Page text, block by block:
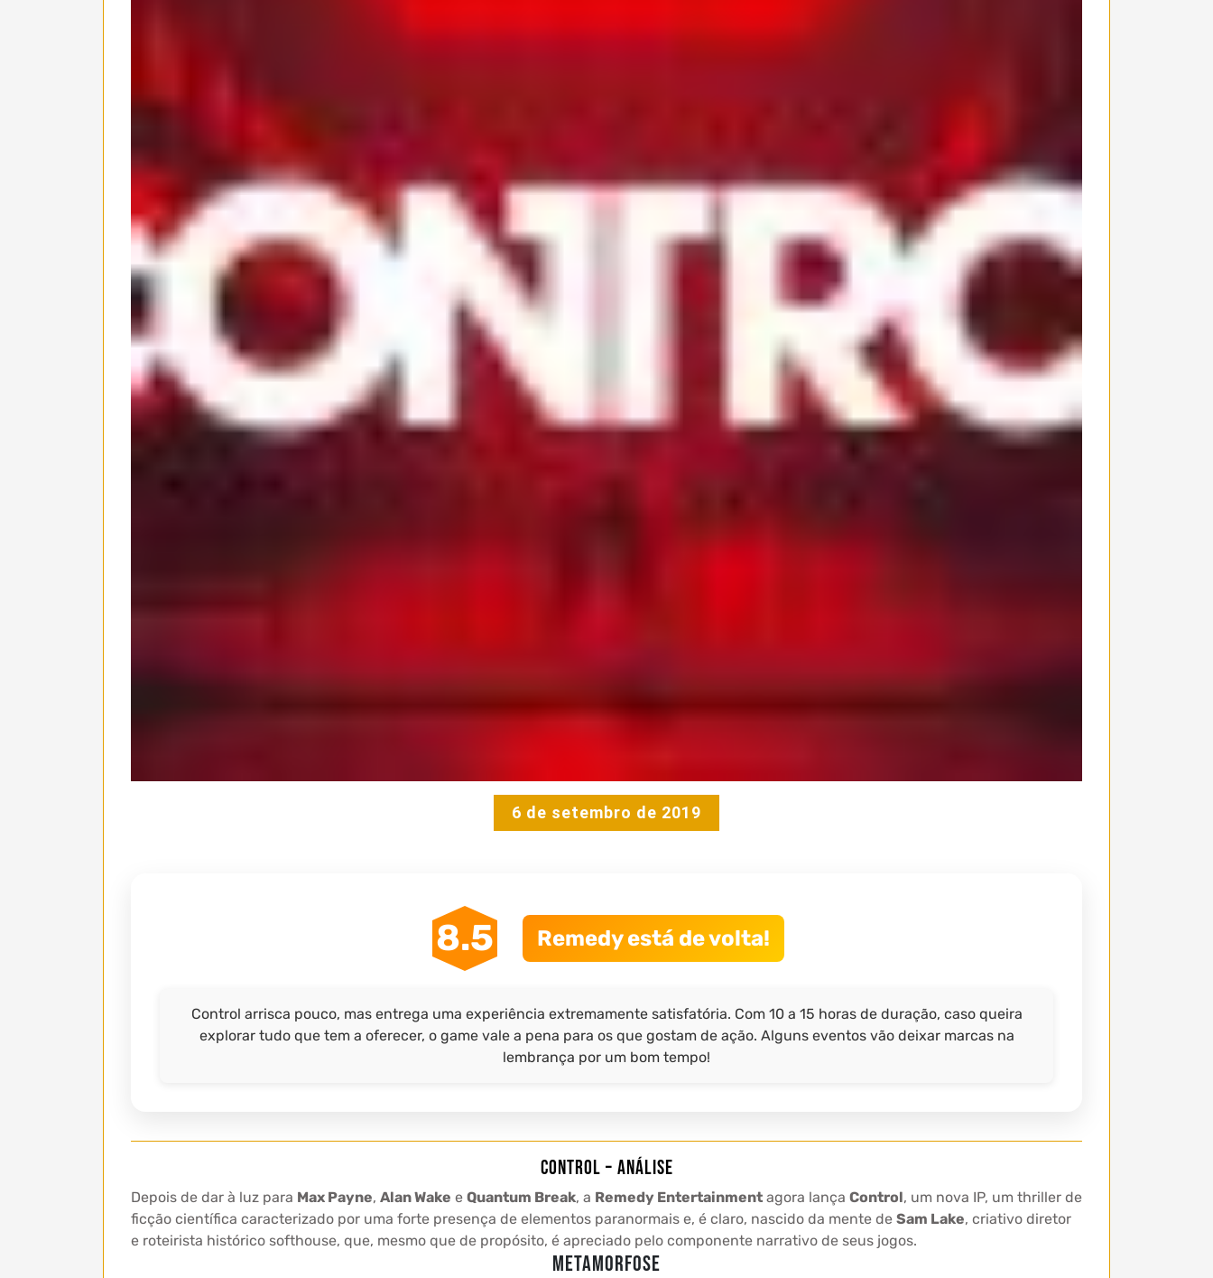
6 de setembro de 2019
8.5 Remedy está de volta!
Control arrisca pouco, mas entrega uma experiência extremamente satisfatória. Com 10 a 15 horas de duração, caso queira
explorar tudo que tem a oferecer, o game vale a pena para os que gostam de ação. Alguns eventos vão deixar marcas na
lembrança por um bom tempo!
Control – Análise
Depois de dar à luz para Max Payne, Alan Wake e Quantum Break, a Remedy Entertainment agora lança Control, um nova IP, um thriller de
ficção científica caracterizado por uma forte presença de elementos paranormais e, é claro, nascido da mente de Sam Lake, criativo diretor
e roteirista histórico softhouse, que, mesmo que de propósito, é apreciado pelo componente narrativo de seus jogos.
METAMORFOSE